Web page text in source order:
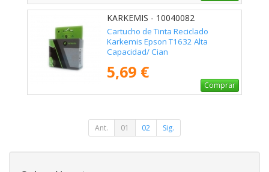
KARKEMIS - 10040082
Cartucho de Tinta Reciclado
Karkemis Epson T1632 Alta
Capacidad/ Cian
5,69 €
Comprar
Ant. 01 02 Sig.